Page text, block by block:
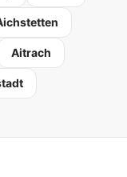
Aitrach